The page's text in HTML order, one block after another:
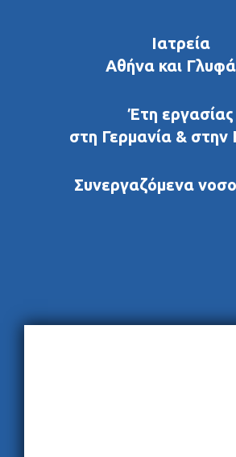
Ιατρεία
Αθήνα και
Έτη εργασίας
στη Γερμανία &
Συνεργαζόμενα